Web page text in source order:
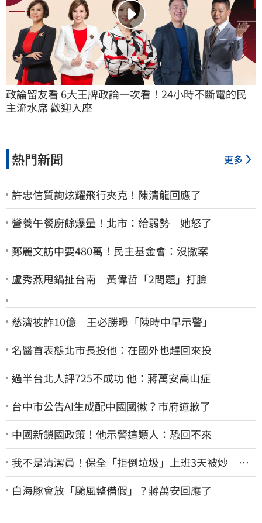
政論留友看 6大王牌政論一次看！24小時不斷電的民
主流水席 歡迎入座
熱門新聞 更多
許忠信質詢炫耀飛行夾克！陳清龍回應了
營養午餐廚餘爆量！北市：給弱勢 她怒了
鄭麗文訪中要480萬！民主基金會：沒撤案
盧秀燕甩鍋扯台南 黃偉哲「2問題」打臉
慈濟被詐10億 王必勝曝「陳時中早示警」
名醫首表態北市長投他：在國外也趕回來投
過半台北人評725不成功 他：蔣萬安高山症
台中市公告AI生成配中國國徽？市府道歉了
中國新鎖國政策！他示警這類人：恐回不來
我不是清潔員！保全「拒倒垃圾」上班3天被炒 找
法院討公道結果出爐
白海豚會放「颱風整備假」？蔣萬安回應了